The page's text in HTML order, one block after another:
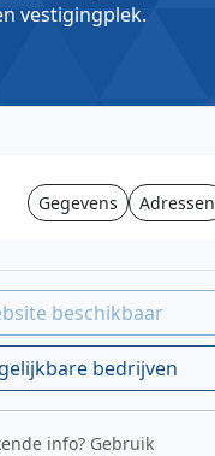
vestigingplek.
Gegevens Adressen
beschikbaar
bedrijven
info? Gebruik